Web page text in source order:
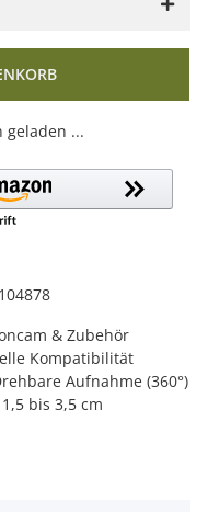
104878
& Zubehör
Kompatibilität
Aufnahme (360°)
bis 3,5 cm
geladen ...